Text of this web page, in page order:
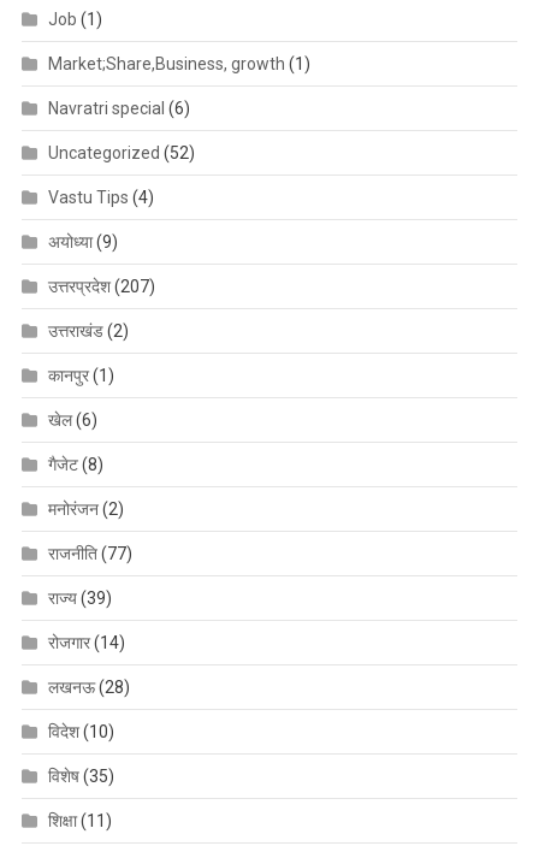
Job (1)
Market;Share,Business, growth (1)
Navratri special (6)
Uncategorized (52)
Vastu Tips (4)
अयोध्या(9)
उत्तरप्रदेश(207)
उत्तराखंड(2)
कानपुर(1)
खेल(6)
गैजेट(8)
मनोरंजन(2)
राजनीति(77)
राज्य(39)
रोजगार(14)
लखनऊ(28)
विदेश(10)
विशेष(35)
शिक्षा(11)